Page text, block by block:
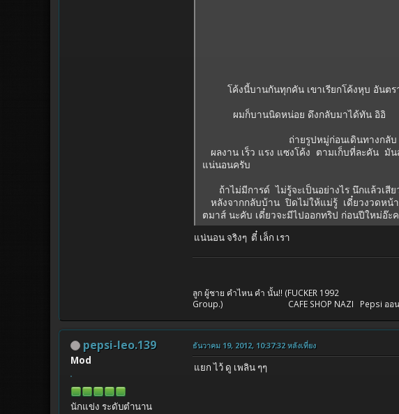
โค้งนี้บานกันทุกคัน เขาเรียกโค้งหุบ อันตร
ผมก็บานนิดหน่อย ดึงกลับมาได้ทัน อิอิ
ถ่ายรูปหมู่ก่อนเดินทางกลับ
ผลงาน เร็ว แรง แซงโค้ง ตามเก็บที่ละคัน มั
แน่นอนครับ
ถ้าไม่มีการด์ ไม่รู้จะเป็นอย่างไร นึกแล้วเสีย
หลังจากกลับบ้าน ปิดไม่ให้แม่รู้ เดี๋ยวงวดหน้
ตมาส์ นะคับ เดี๋ยวจะมีไปออกทริป ก่อนปีใหม่อ๊ะ
แน่นอน จริงๆ ตี๋ เล็ก เรา
ลูก ผู้ชาย คำไหน คำ นั้น!! (FUCKER 1992
Group.) CAFE SHOP NAZI Pepsi ออน
pepsi-leo.139
Mod
นักแข่ง ระดับตำนาน
ธันวาคม 19, 2012, 10:37:32 หลังเที่ยง
แยก ไว้ ดู เพลิน ๆๆ